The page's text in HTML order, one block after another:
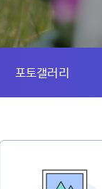
포토갤러리